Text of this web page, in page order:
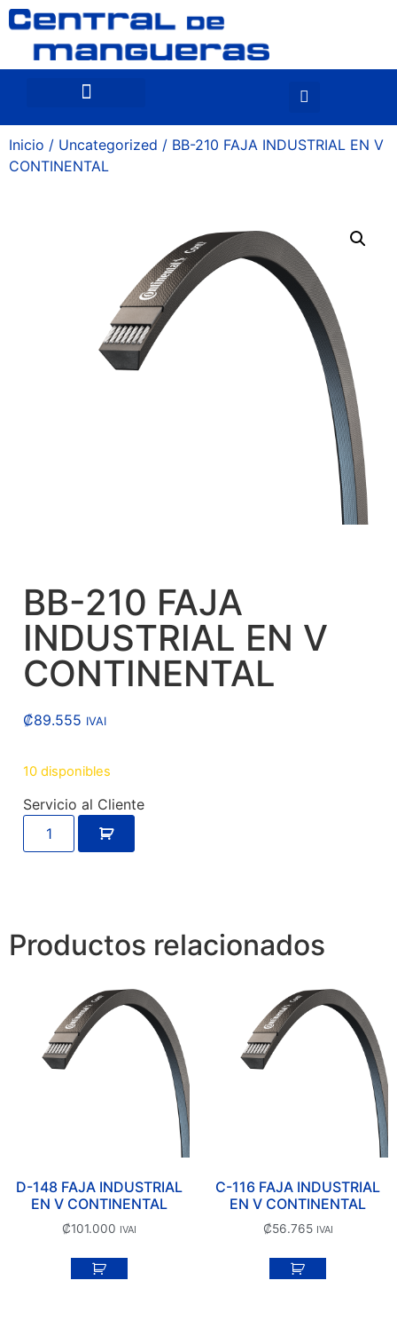
Inicio / Uncategorized / BB-210 FAJA INDUSTRIAL EN V
CONTINENTAL
BB-210 FAJA
INDUSTRIAL EN V
CONTINENTAL
₡89.555 IVAI
10 disponibles
Servicio al Cliente
Productos relacionados
D-148 FAJA INDUSTRIAL
EN V CONTINENTAL
₡101.000 IVAI
C-116 FAJA INDUSTRIAL
EN V CONTINENTAL
₡56.765 IVAI